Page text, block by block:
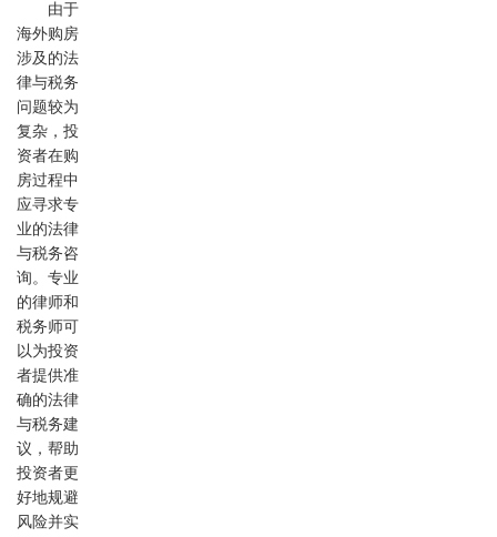
由于
海外购房
涉及的法
律与税务
问题较为
复杂，投
资者在购
房过程中
应寻求专
业的法律
与税务咨
询。专业
的律师和
税务师可
以为投资
者提供准
确的法律
与税务建
议，帮助
投资者更
好地规避
风险并实